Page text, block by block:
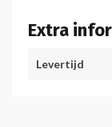
Extra
Levertijd